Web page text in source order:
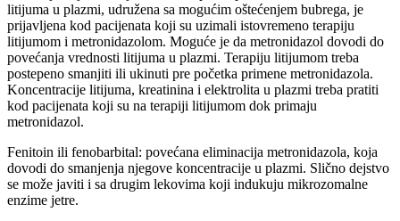
litijuma u plazmi, udružena sa mogućim oštećenjem bubrega, je
prijavljena kod pacijenata koji su uzimali istovremeno terapiju
litijumom i metronidazolom. Moguće je da metronidazol dovodi do
povećanja vrednosti litijuma u plazmi. Terapiju litijumom treba
postepeno smanjiti ili ukinuti pre početka primene metronidazola.
Koncentracije litijuma, kreatinina i elektrolita u plazmi treba pratiti
kod pacijenata koji su na terapiji litijumom dok primaju
metronidazol.
Fenitoin ili fenobarbital: povećana eliminacija metronidazola, koja
dovodi do smanjenja njegove koncentracije u plazmi. Slično dejstvo
se može javiti i sa drugim lekovima koji indukuju mikrozomalne
enzime jetre.